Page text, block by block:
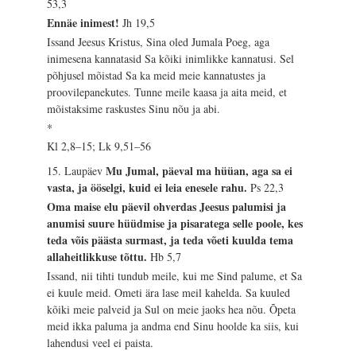
53,3
Ennäe inimest!Jh 19,5
Issand Jeesus Kristus, Sina oled Jumala Poeg, aga
inimesena kannatasid Sa kõiki inimlikke kannatusi. Sel
põhjusel mõistad Sa ka meid meie kannatustes ja
proovilepanekutes. Tunne meile kaasa ja aita meid, et
mõistaksime raskustes Sinu nõu ja abi.
*
Kl 2,8–15; Lk 9,51–56
15. LaupäevMu Jumal, päeval ma hüüan, aga sa ei
vasta, ja ööselgi, kuid ei leia enesele rahu.Ps 22,3
Oma maise elu päevil ohverdas Jeesus palumisi ja
anumisi suure hüüdmise ja pisaratega selle poole, kes
teda võis päästa surmast, ja teda võeti kuulda tema
allaheitlikkuse tõttu.Hb 5,7
Issand, nii tihti tundub meile, kui me Sind palume, et Sa
ei kuule meid. Ometi ära lase meil kahelda. Sa kuuled
kõiki meie palveid ja Sul on meie jaoks hea nõu. Õpeta
meid ikka paluma ja andma end Sinu hoolde ka siis, kui
lahendusi veel ei paista.